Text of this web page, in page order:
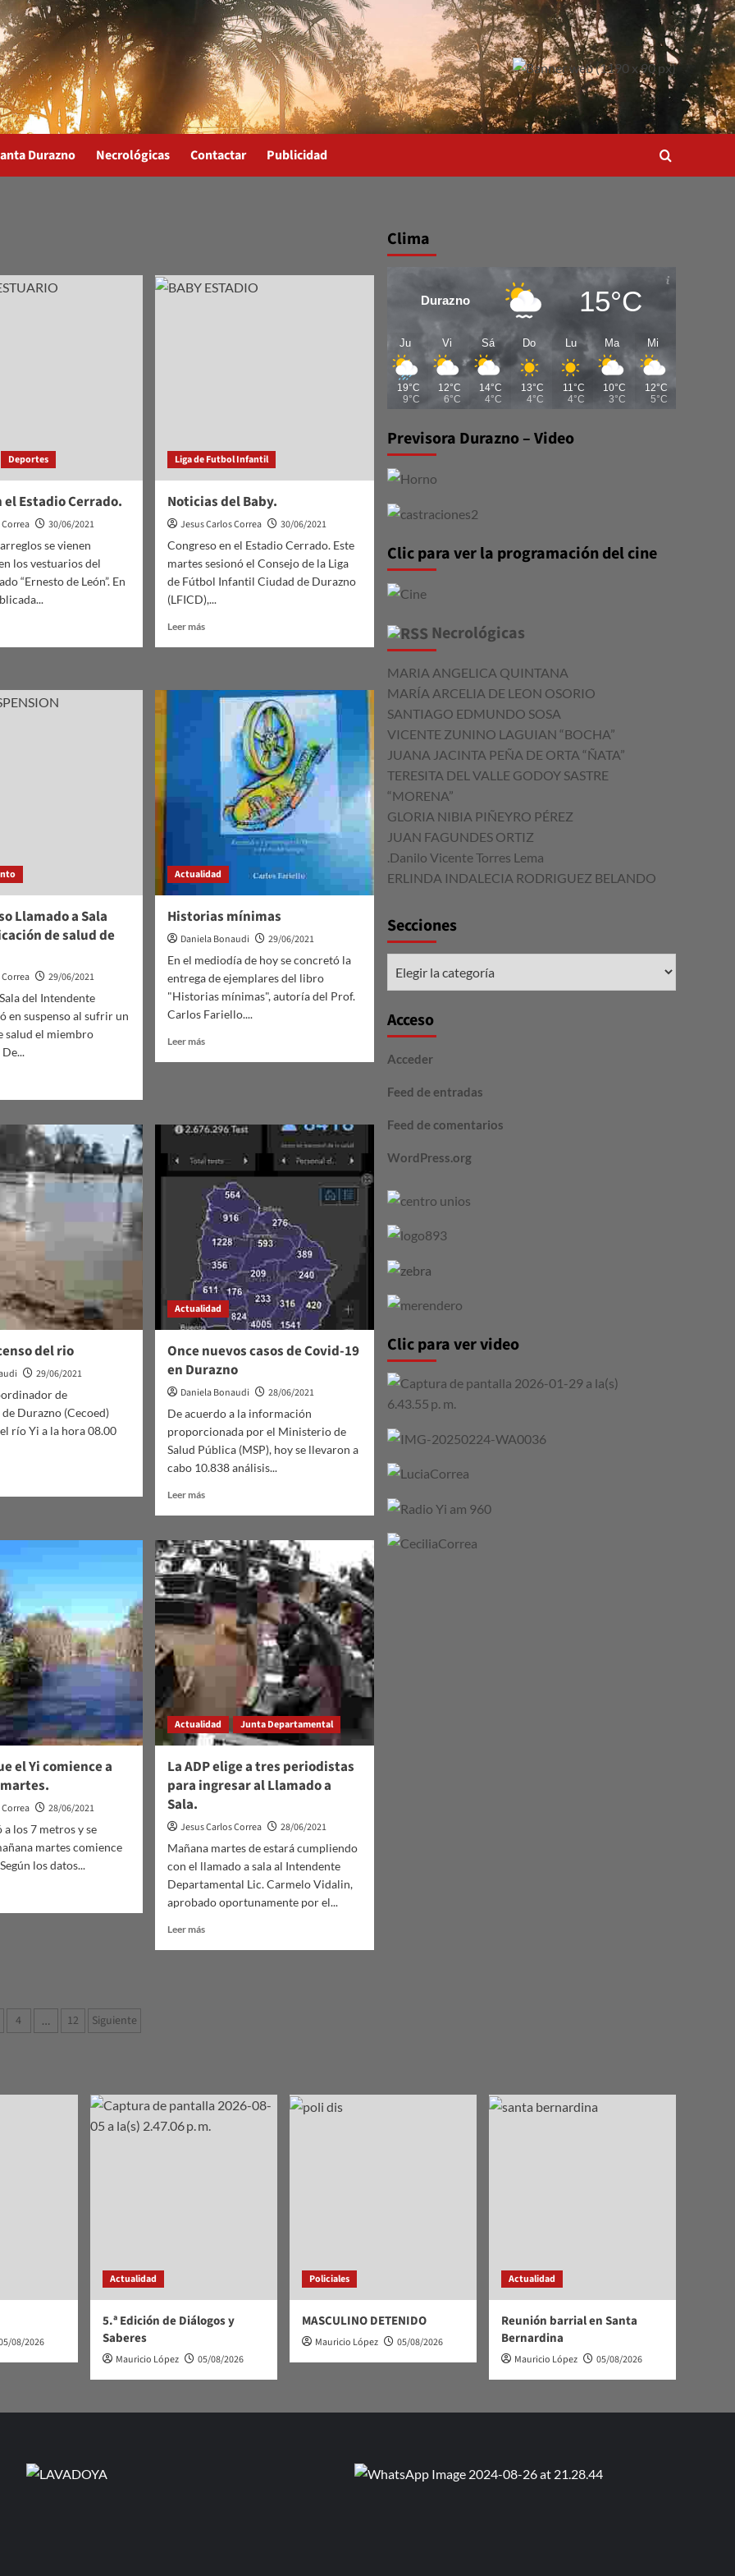
Durazno Necrológicas Contactar Publicidad
Deportes
el Estadio Cerrado.
30/06/2021
se vienen
los vestuarios del
“Ernesto de León”. En
Liga de Futbol Infantil
Noticias del Baby.
Jesus Carlos Correa
30/06/2021
Congreso en el Estadio Cerrado. Este
martes sesionó el Consejo de la Liga
de Fútbol Infantil Ciudad de Durazno
(LFICD),...
Leer másLeer
Baby.
Llamado a Sala
de salud de
29/06/2021
del Intendente
en suspenso al sufrir un
salud el miembro
Actualidad
Historias mínimas
Daniela Bonaudi
29/06/2021
En el mediodía de hoy se concretó la
entrega de ejemplares del libro
"Historias mínimas", autoría del Prof.
Carlos Fariello....
Leer másLeer
del rio
29/06/2021
de
Durazno (Cecoed)
río Yi a la hora 08.00
Actualidad
Once nuevos casos de Covid-19
en Durazno
Daniela Bonaudi
28/06/2021
De acuerdo a la información
proporcionada por el Ministerio de
Salud Pública (MSP), hoy se llevaron a
cabo 10.838 análisis...
Leer másLeer
Once
nuevos
casos
de
Covid-
19
en
Durazno
el Yi comience a
28/06/2021
a los 7 metros y se
martes comience
los datos...
Actualidad Junta Departamental
La ADP elige a tres periodistas
para ingresar al Llamado a
Sala.
Jesus Carlos Correa
28/06/2021
Mañana martes de estará cumpliendo
con el llamado a sala al Intendente
Departamental Lic. Carmelo Vidalin,
aprobado oportunamente por el...
Leer másLeer
al
Llamado
a
4 … 12 Siguiente
Clima
Durazno 15°C
Ju
19°C
9°C
Vi
12°C
6°C
Sá
14°C
4°C
Do
13°C
4°C
Lu
11°C
4°C
Ma
10°C
3°C
Mi
12°C
5°C
Previsora Durazno – Video
Clic para ver la programación del cine
Necrológicas
MARIA ANGELICA QUINTANA
MARÍA ARCELIA DE LEON OSORIO
SANTIAGO EDMUNDO SOSA
VICENTE ZUNINO LAGUIAN “BOCHA”
JUANA JACINTA PEÑA DE ORTA “ÑATA”
TERESITA DEL VALLE GODOY SASTRE
“MORENA”
GLORIA NIBIA PIÑEYRO PÉREZ
JUAN FAGUNDES ORTIZ
.Danilo Vicente Torres Lema
ERLINDA INDALECIA RODRIGUEZ BELANDO
Secciones
Acceso
Acceder
Feed de entradas
Feed de comentarios
WordPress.org
Clic para ver video
08/2026
Actualidad
5.ª Edición de Diálogos y
Saberes
Mauricio López 05/08/2026
Policiales
MASCULINO DETENIDO
Mauricio López 05/08/2026
Actualidad
Reunión barrial en Santa
Bernardina
Mauricio López 05/08/2026